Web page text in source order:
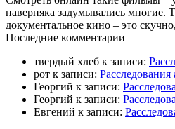
наверняка задумывались многие.
документальное кино – это
Последние комментарии
твердый хлеб к записи:
рот к записи:
Георгий к записи:
Георгий к записи:
Евгений к записи: